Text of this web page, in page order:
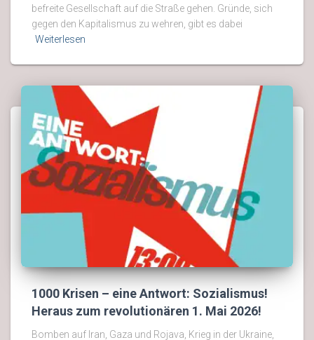
befreite Gesellschaft auf die Straße gehen. Gründe, sich
gegen den Kapitalismus zu wehren, gibt es dabei
Weiterlesen
1000 Krisen – eine Antwort: Sozialismus!
Heraus zum revolutionären 1. Mai 2026!
Bomben auf Iran, Gaza und Rojava, Krieg in der Ukraine,